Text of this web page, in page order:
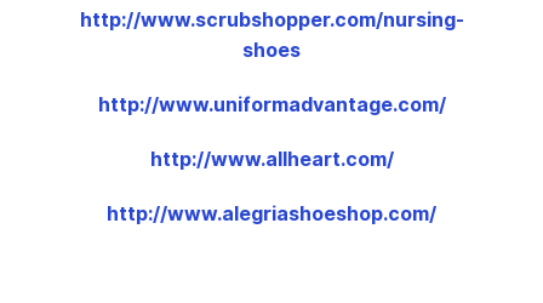
http://www.scrubshopper.com/nursing-
shoes
http://www.uniformadvantage.com/
http://www.allheart.com/
http://www.alegriashoeshop.com/